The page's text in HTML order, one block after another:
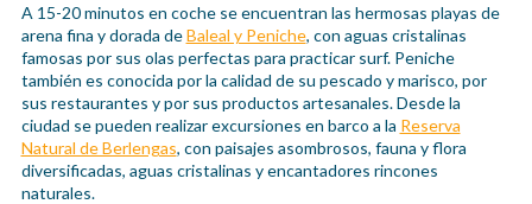
A 15-20 minutos en coche se encuentran las hermosas playas de
arena fina y dorada deBaleal y Peniche, con aguas cristalinas
famosas por sus olas perfectas para practicar surf. Peniche
también es conocida por la calidad de su pescado y marisco, por
sus restaurantes y por sus productos artesanales. Desde la
ciudad se pueden realizar excursiones en barco a la Reserva
Natural de Berlengas, con paisajes asombrosos, fauna y flora
diversificadas, aguas cristalinas y encantadores rincones
naturales.